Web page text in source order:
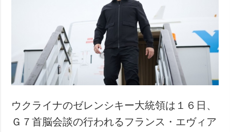
ウクライナのゼレンシキー大統領は１６日、
Ｇ７首脳会談の行われるフランス・エヴィア